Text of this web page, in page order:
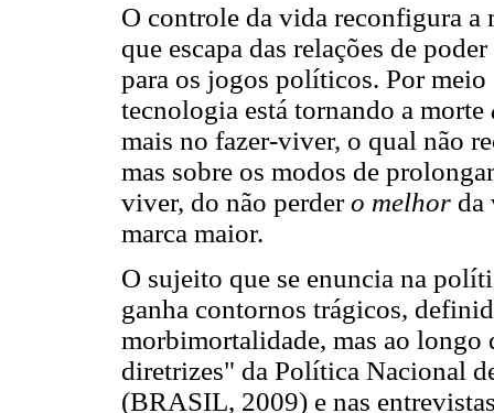
O controle da vida reconfigura a
que escapa das relações de
para os jogos políticos. Por
tecnologia está tornando a morte
mais no fazer-viver, o qual não
mas sobre os modos de
viver, do não perdero melhor da
marca maior.
O sujeito que se enuncia na
ganha contornos trágicos,
morbimortalidade, mas ao
diretrizes" da Política Nacional
(BRASIL, 2009) e nas